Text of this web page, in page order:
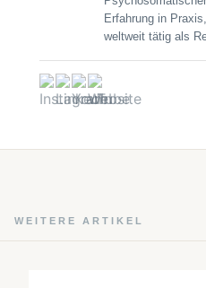
Erfahrung in
weltweit tätig als
WEITERE ARTIKEL